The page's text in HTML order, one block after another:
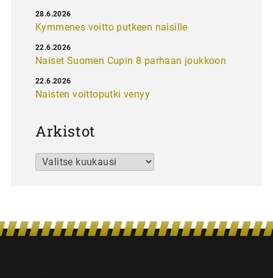
Kymmenes voitto putkeen naisille
28.6.2026
Naiset Suomen Cupin 8 parhaan joukkoon
22.6.2026
Naisten voittoputki venyy
22.6.2026
Arkistot
Arkistot